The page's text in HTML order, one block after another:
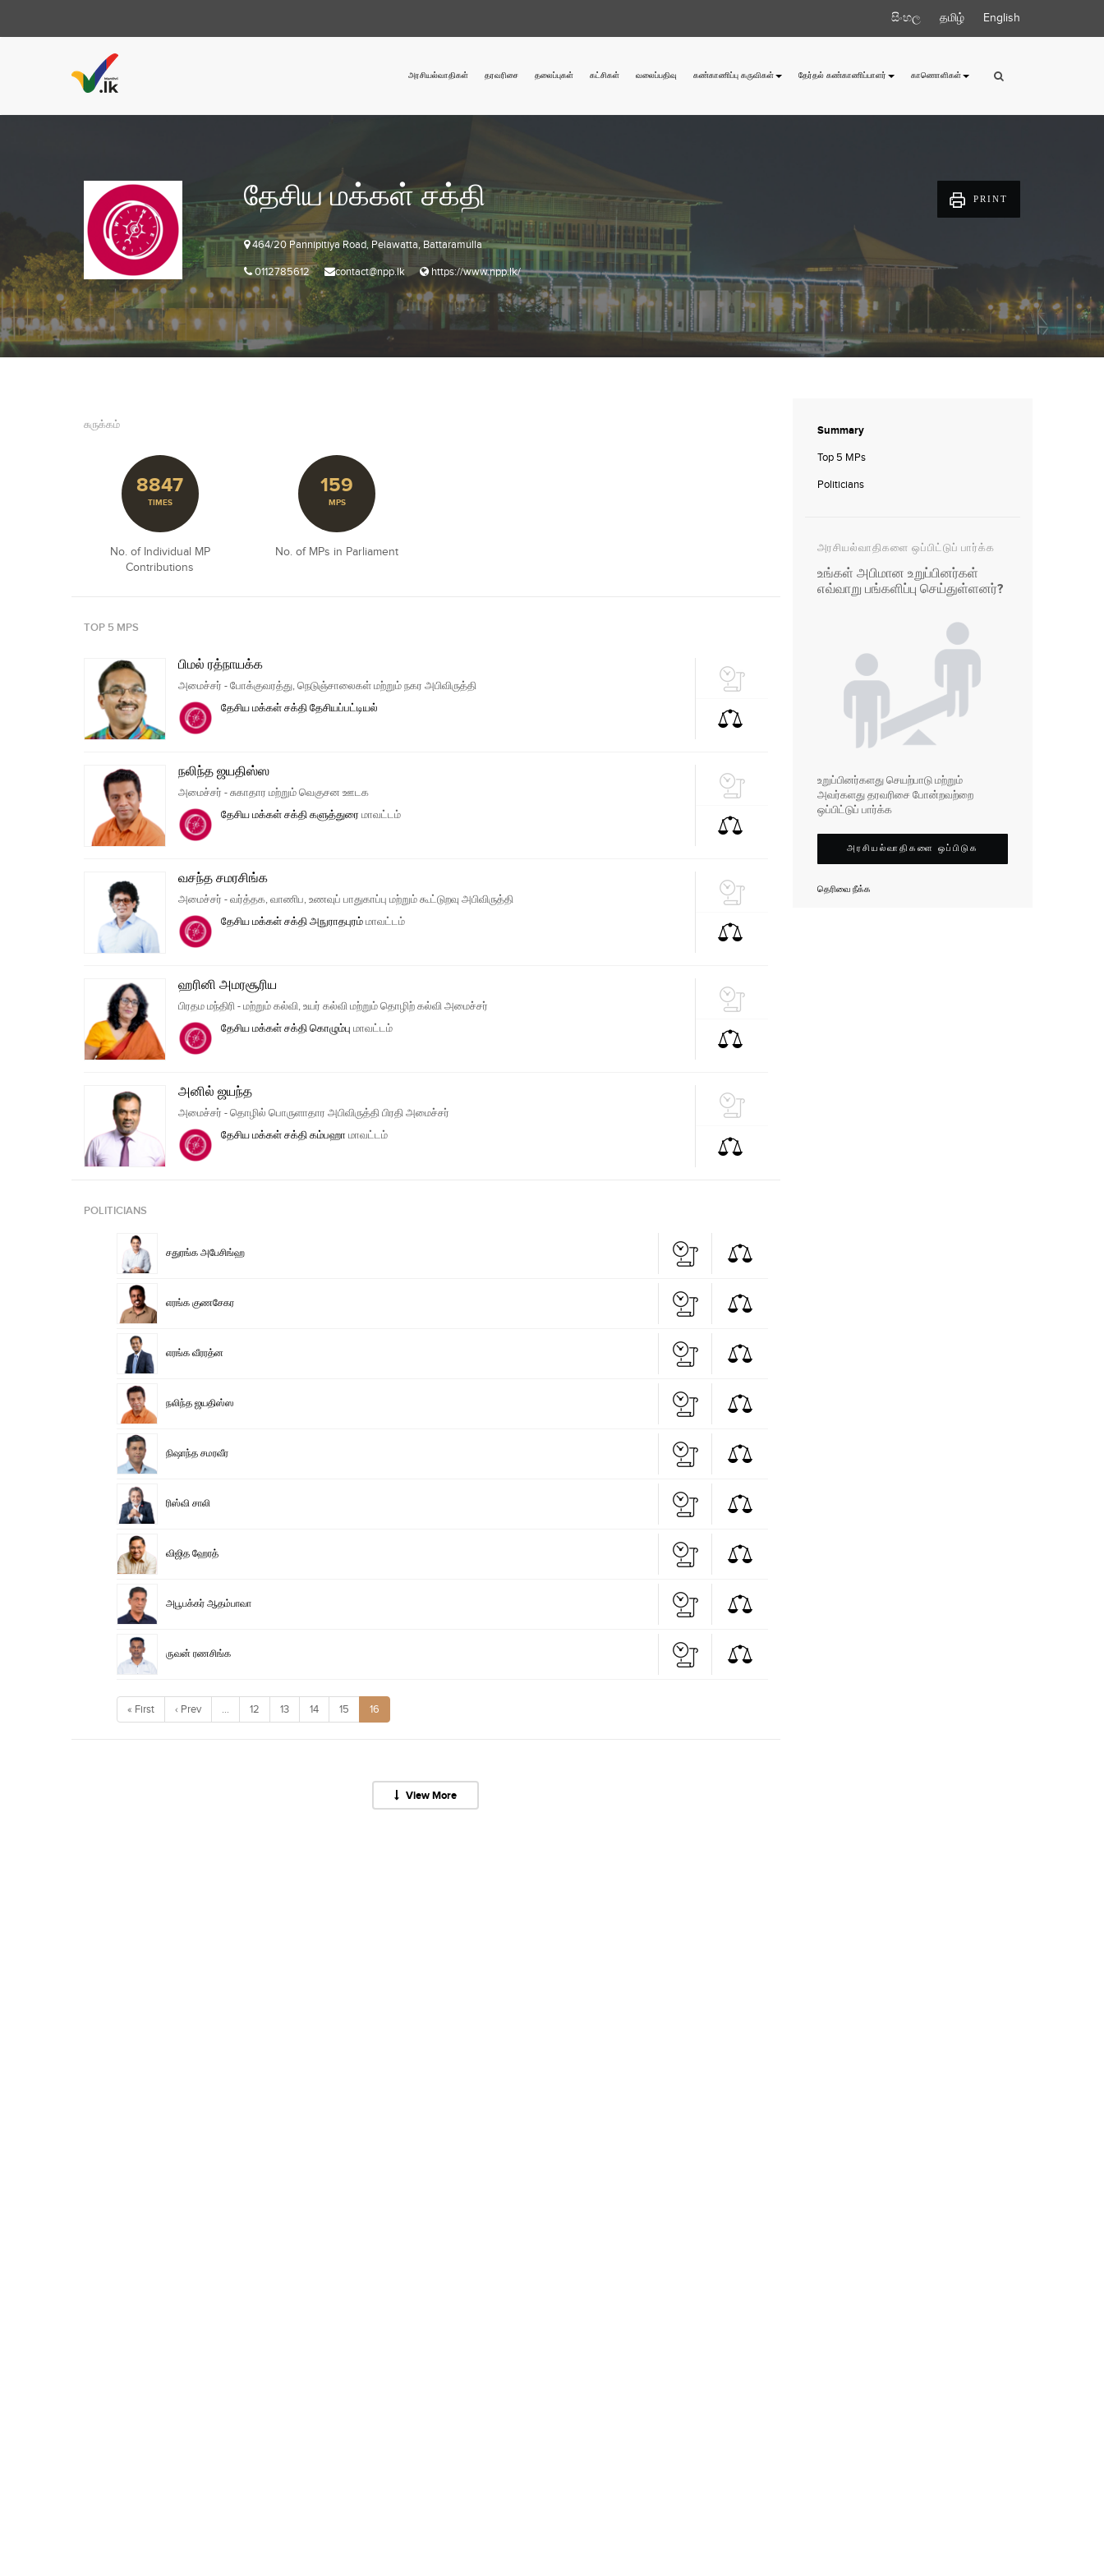
සිංහල தமிழ் English
அரசியல்வாதிகள் தரவரிசை தலைப்புகள் கட்சிகள் வலைப்பதிவு கண்காணிப்பு கருவிகள் தேர்தல் கண்காணிப்பாளர் காணொளிகள்
தேசிய மக்கள் சக்தி
464/20 Pannipitiya Road, Pelawatta, Battaramulla
0112785612 contact@npp.lk https://www.npp.lk/
PRINT
சுருக்கம்
8847
TIMES
No. of Individual MP
Contributions
159
MPS
No. of MPs in Parliament
TOP 5 MPS
பிமல் ரத்நாயக்க
அமைச்சர் - போக்குவரத்து, நெடுஞ்சாலைகள் மற்றும் நகர அபிவிருத்தி
தேசிய மக்கள் சக்திதேசியப்பட்டியல்
நலிந்த ஜயதிஸ்ஸ
அமைச்சர் - சுகாதார மற்றும் வெகுசன ஊடக
தேசிய மக்கள் சக்திகளுத்துரை மாவட்டம்
வசந்த சமரசிங்க
அமைச்சர் - வர்த்தக, வாணிப, உணவுப் பாதுகாப்பு மற்றும் கூட்டுறவு அபிவிருத்தி
தேசிய மக்கள் சக்திஅநுராதபுரம்மாவட்டம்
ஹரினி அமரசூரிய
பிரதம மந்திரி - மற்றும் கல்வி, உயர் கல்வி மற்றும் தொழிற் கல்வி அமைச்சர்
தேசிய மக்கள் சக்திகொழும்பு மாவட்டம்
அனில் ஜயந்த
அமைச்சர் - தொழில் பொருளாதார அபிவிருத்தி பிரதி அமைச்சர்
தேசிய மக்கள் சக்திகம்பஹா மாவட்டம்
POLITICIANS
சதுரங்க அபேசிங்ஹ
எரங்க குணசேகர
எரங்க வீரரத்ன
நலிந்த ஜயதிஸ்ஸ
நிஷாந்த சமரவீர
ரிஸ்வி சாலி
விஜித ஹேரத்
அபூபக்கர் ஆதம்பாவா
ருவன் ரணசிங்க
« First ‹ Prev … 12 13 14 15 16
View More
Summary
Top 5 MPs
Politicians
அரசியல்வாதிகளை ஒப்பிட்டுப் பார்க்க
உங்கள் அபிமான உறுப்பினர்கள்
எவ்வாறு பங்களிப்பு செய்துள்ளனர்?
உறுப்பினர்களது செயற்பாடு மற்றும்
அவர்களது தரவரிசை போன்றவற்றை
ஒப்பிட்டுப் பார்க்க
அரசியல்வாதிகளை ஒப்பிடுக
தெரிவை நீக்க